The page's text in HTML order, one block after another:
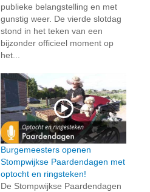
publieke belangstelling en met
gunstig weer. De vierde slotdag
stond in het teken van een
bijzonder officieel moment op
het...
Burgemeesters openen
Stompwijkse Paardendagen met
optocht en ringsteken!
De Stompwijkse Paardendagen